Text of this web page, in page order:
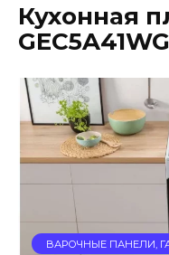
Кухонная
GEC5A41WG
ВАРОЧНЫЕ ПАНЕЛИ,